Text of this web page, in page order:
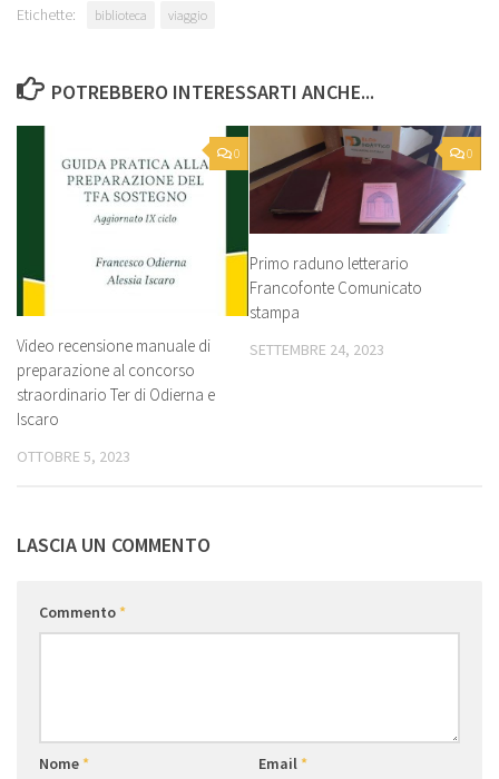
Etichette: biblioteca viaggio
POTREBBERO INTERESSARTI ANCHE...
0
Video recensione manuale di
preparazione al concorso
straordinario Ter di Odierna e
Iscaro
OTTOBRE 5, 2023
0
Primo raduno letterario
Francofonte Comunicato
stampa
SETTEMBRE 24, 2023
LASCIA UN COMMENTO
Commento*
Nome* Email*